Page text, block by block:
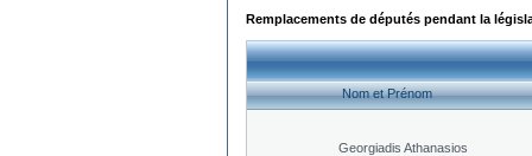
Remplacements de députés pendant la
Nom et Prénom
Georgiadis Athanasios